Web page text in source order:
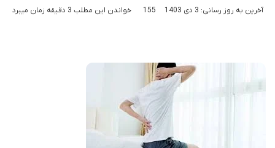
آخرین به روز رسانی: 3 دی 1403 155 خواندن این مطلب 3 دقیقه زمان میبرد